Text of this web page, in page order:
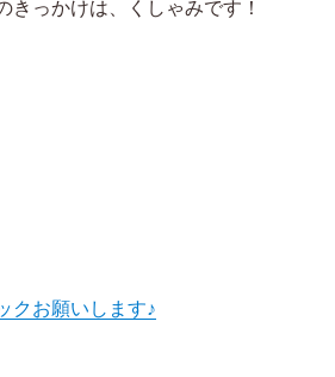
きっかけは、くしゃみです！
クお願いします♪